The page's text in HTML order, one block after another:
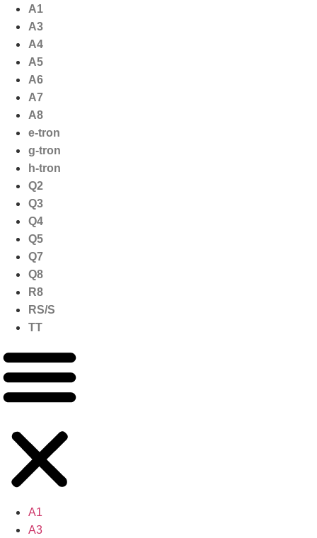
naar
inhoud
A1
A3
A4
A5
A6
A7
A8
e-tron
g-tron
h-tron
Q2
Q3
Q4
Q5
Q7
Q8
R8
RS/S
TT
A1
A3